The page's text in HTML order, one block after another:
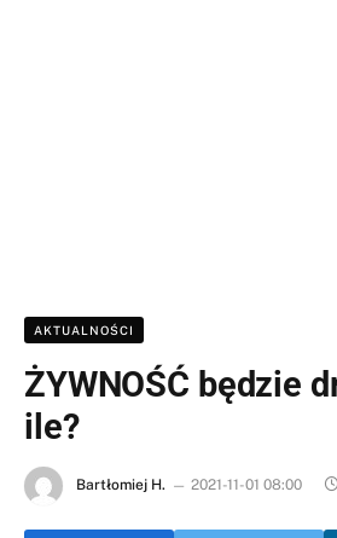
AKTUALNOŚCI
ŻYWNOŚĆ będzie
ile?
Bartłomiej H. 2021-11-01 08:00